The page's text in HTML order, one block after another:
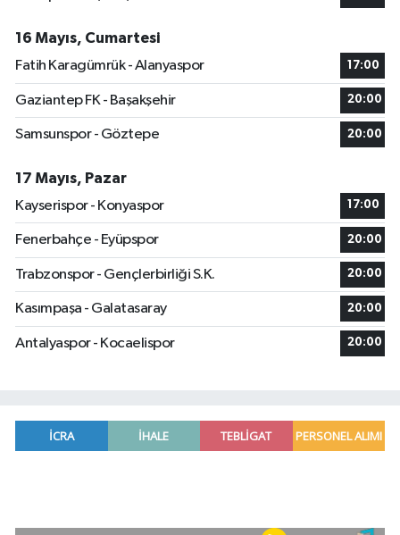
16 Mayıs, Cumartesi
Fatih Karagümrük - Alanyaspor
17:00
Gaziantep FK - Başakşehir 20:00
Samsunspor - Göztepe 20:00
17 Mayıs, Pazar
Kayserispor - Konyaspor
17:00
Fenerbahçe - Eyüpspor 20:00
Trabzonspor - Gençlerbirliği S.K. 20:00
Kasımpaşa - Galatasaray 20:00
Antalyaspor - Kocaelispor 20:00